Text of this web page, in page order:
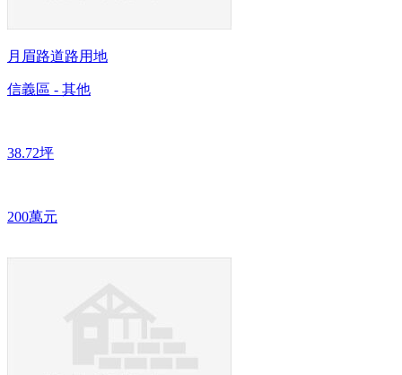
月眉路道路用地
信義區 - 其他
38.72坪
200萬元